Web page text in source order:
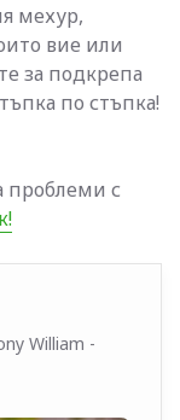
мехур,
вие или
за подкрепа
по стъпка!
проблеми с
William -